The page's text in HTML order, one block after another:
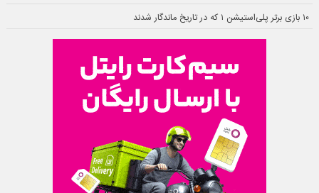
۱۰ بازی برتر پلی‌استیشن ۱ که در تاریخ ماندگار شدند